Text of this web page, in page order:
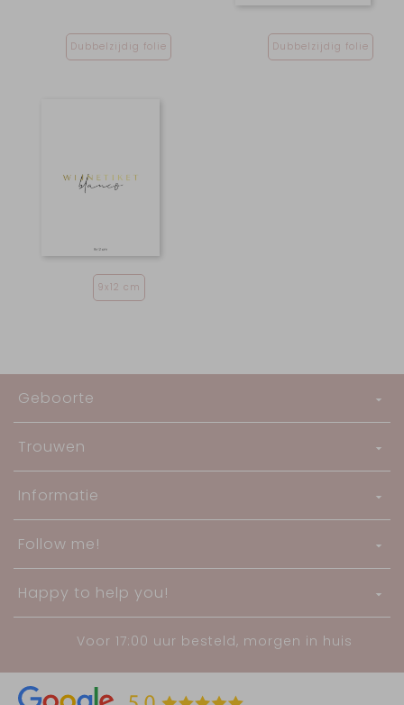
Dubbelzijdig folie Dubbelzijdig folie
9x12 cm
Geboorte
Trouwen
Informatie
Follow me!
Happy to help you!
Voor 17:00 uur besteld, morgen in huis